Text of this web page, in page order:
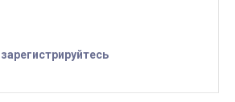
зарегистрируйтесь